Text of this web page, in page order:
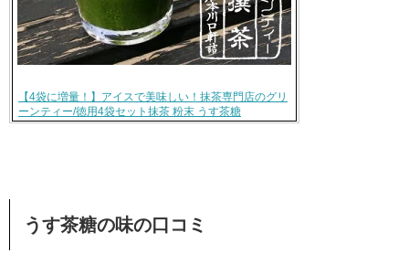
【4袋に増量！】アイスで美味しい！抹茶専門店のグリ
ーンティー/徳用4袋セット抹茶 粉末 うす茶糖
うす茶糖の味の口コミ